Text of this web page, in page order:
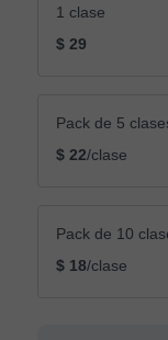
1 clase
$ 29
Pack de 5
$ 22/clase
Pack de 10
$ 18/clase